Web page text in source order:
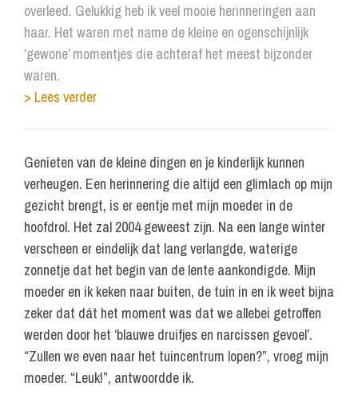
overleed. Gelukkig heb ik veel mooie herinneringen aan
haar. Het waren met name de kleine en ogenschijnlijk
‘gewone’ momentjes die achteraf het meest bijzonder
waren.
> Lees verder
Genieten van de kleine dingen en je kinderlijk kunnen
verheugen. Een herinnering die altijd een glimlach op mijn
gezicht brengt, is er eentje met mijn moeder in de
hoofdrol. Het zal 2004 geweest zijn. Na een lange winter
verscheen er eindelijk dat lang verlangde, waterige
zonnetje dat het begin van de lente aankondigde. Mijn
moeder en ik keken naar buiten, de tuin in en ik weet bijna
zeker dat dát het moment was dat we allebei getroffen
werden door het ‘blauwe druifjes en narcissen gevoel’.
“Zullen we even naar het tuincentrum lopen?”, vroeg mijn
moeder. “Leuk!”, antwoordde ik.